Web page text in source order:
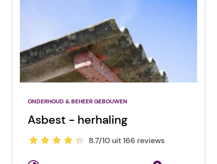
ONDERHOUD & BEHEER GEBOUWEN
Asbest - herhaling
8.7/10 uit 166 reviews